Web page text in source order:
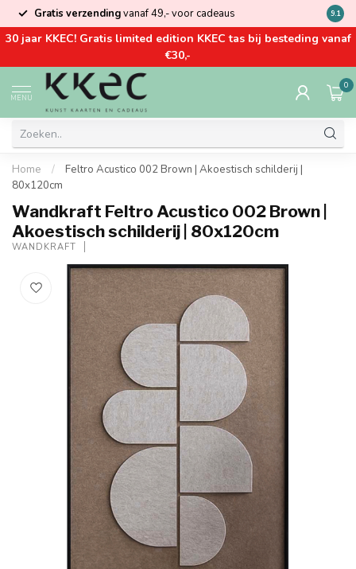
Gratis verzendingvanaf 49,- voor cadeaus Kom
9.1
30 jaar KKEC! Gratis limited edition KKEC tas bij besteding vanaf
€30,-
MENU
0
Home /
Feltro Acustico 002 Brown | Akoestisch schilderij |
80x120cm
Wandkraft Feltro Acustico 002 Brown |
Akoestisch schilderij | 80x120cm
WANDKRAFT